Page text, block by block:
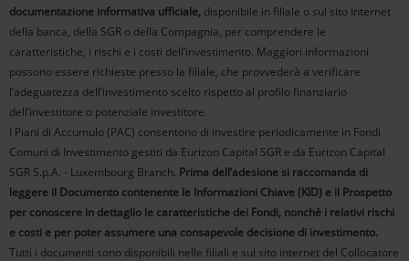
documentazione informativa ufficiale, disponibile in filiale o sul sito Internet
della banca, della SGR o della Compagnia, per comprendere le
caratteristiche, i rischi e i costi dell’investimento. Maggiori informazioni
possono essere richieste presso la filiale, che provvederà a verificare
l’adeguatezza dell’investimento scelto rispetto al profilo finanziario
dell’investitore o potenziale investitore.
I Piani di Accumulo (PAC) consentono di investire periodicamente in Fondi
Comuni di Investimento gestiti da Eurizon Capital SGR e da Eurizon Capital
SGR S.p.A. - Luxembourg Branch. Prima dell’adesione si raccomanda di
leggere il Documento contenente le Informazioni Chiave (KID) e il Prospetto
per conoscere in dettaglio le caratteristiche dei Fondi, nonché i relativi rischi
e costi e per poter assumere una consapevole decisione di investimento.
Tutti i documenti sono disponibili nelle filiali e sul sito internet del Collocatore